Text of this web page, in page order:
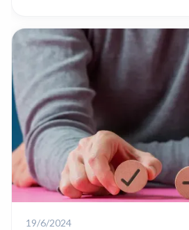
19/6/2024